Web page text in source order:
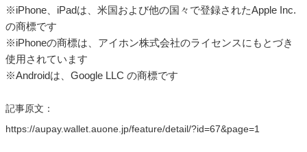
※iPhone、iPadは、米国および他の国々で登録されたApple Inc.
の商標です
※iPhoneの商標は、アイホン株式会社のライセンスにもとづき
使用されています
※Androidは、Google LLC の商標です
記事原文：
https://aupay.wallet.auone.jp/feature/detail/?id=67&page=1